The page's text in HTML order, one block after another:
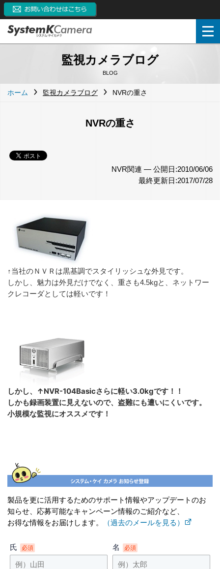
監視カメラブログ
BLOG
ホーム 監視カメラブログ NVRの重さ
NVRの重さ
NVR関連 —公開日:2010/06/06
最終更新日:2017/07/28
↑当社のＮＶＲは黒基調でスタイリッシュな外見です。
しかし、魅力は外見だけでなく、重さも4.5kgと、ネットワー
クレコーダとしては軽いです！
しかし、↑NVR-104Basicさらに軽い3.0kgです！！
しかも録画装置に見えないので、盗難にも遭いにくいです。
小規模な監視にオススメです！
製品を更に活用するためのサポート情報やアップデートのお
知らせ、応募可能なキャンペーン情報のご紹介など、
お得な情報をお届けします。
（過去のメールを見る）
氏 必須 名 必須